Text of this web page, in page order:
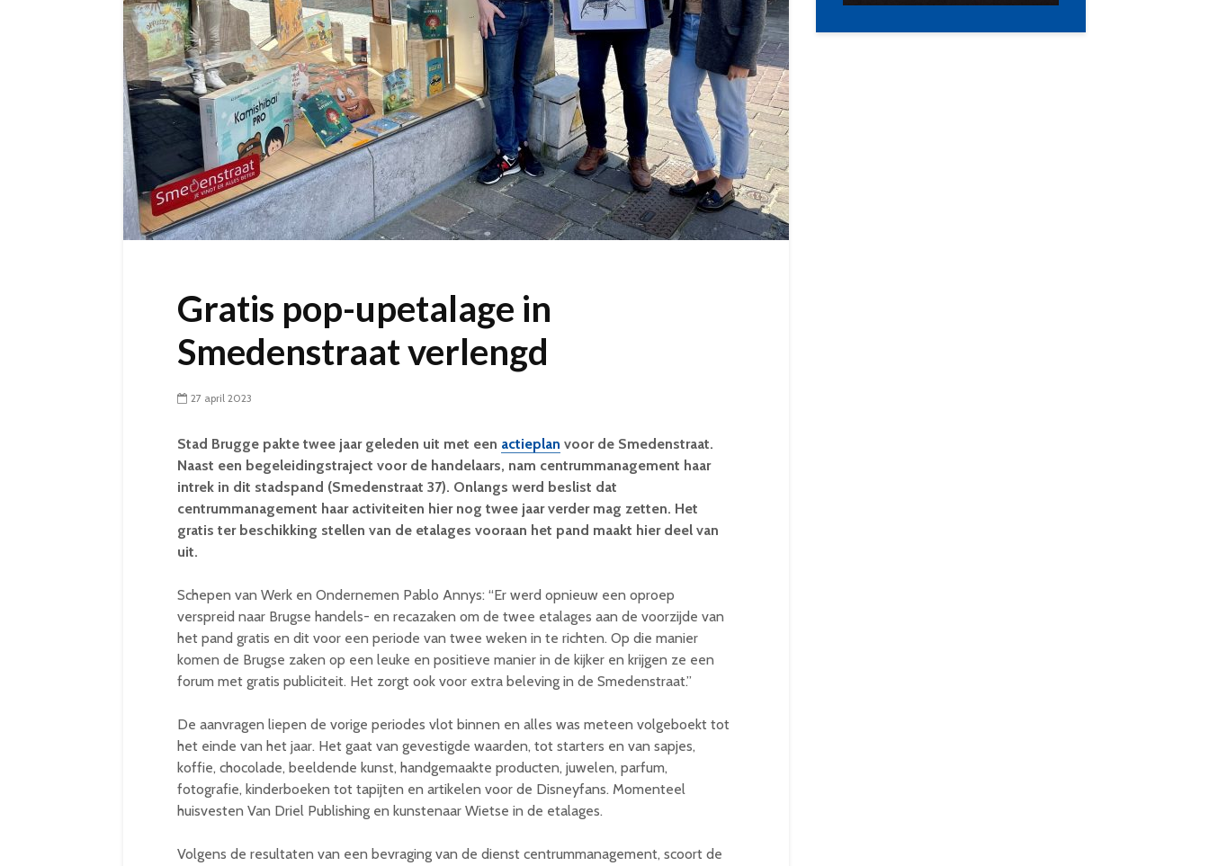
Gratis pop-upetalage in
Smedenstraat verlengd
27 april 2023
Stad Brugge pakte twee jaar geleden uit met een actieplan voor de Smedenstraat.
Naast een begeleidingstraject voor de handelaars, nam centrummanagement haar
intrek in dit stadspand (Smedenstraat 37). Onlangs werd beslist dat
centrummanagement haar activiteiten hier nog twee jaar verder mag zetten. Het
gratis ter beschikking stellen van de etalages vooraan het pand maakt hier deel van
uit.
Schepen van Werk en Ondernemen Pablo Annys: “Er werd opnieuw een oproep
verspreid naar Brugse handels- en recazaken om de twee etalages aan de voorzijde van
het pand gratis en dit voor een periode van twee weken in te richten. Op die manier
komen de Brugse zaken op een leuke en positieve manier in de kijker en krijgen ze een
forum met gratis publiciteit. Het zorgt ook voor extra beleving in de Smedenstraat.”
De aanvragen liepen de vorige periodes vlot binnen en alles was meteen volgeboekt tot
het einde van het jaar. Het gaat van gevestigde waarden, tot starters en van sapjes,
koffie, chocolade, beeldende kunst, handgemaakte producten, juwelen, parfum,
fotografie, kinderboeken tot tapijten en artikelen voor de Disneyfans. Momenteel
huisvesten Van Driel Publishing en kunstenaar Wietse in de etalages.
Volgens de resultaten van een bevraging van de dienst centrummanagement, scoort de